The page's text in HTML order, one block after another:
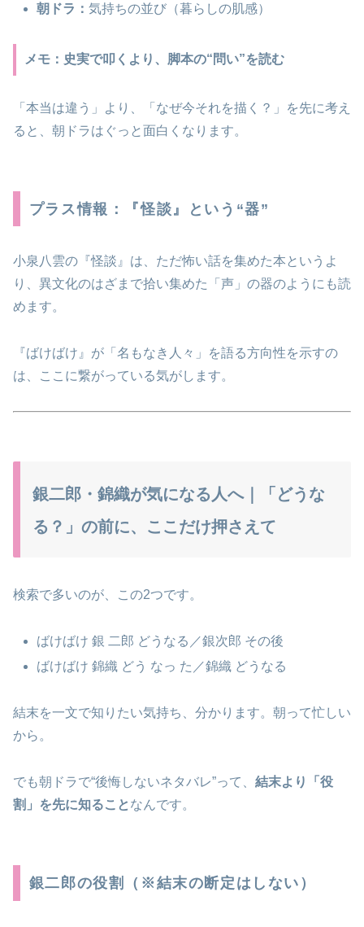
朝ドラ：気持ちの並び（暮らしの肌感）
メモ：史実で叩くより、脚本の“問い”を読む
「本当は違う」より、「なぜ今それを描く？」を先に考え
ると、朝ドラはぐっと面白くなります。
プラス情報：『怪談』という“器”
小泉八雲の『怪談』は、ただ怖い話を集めた本というよ
り、異文化のはざまで拾い集めた「声」の器のようにも読
めます。
『ばけばけ』が「名もなき人々」を語る方向性を示すの
は、ここに繋がっている気がします。
銀二郎・錦織が気になる人へ｜「どうな
る？」の前に、ここだけ押さえて
検索で多いのが、この2つです。
ばけばけ 銀 二郎 どうなる／銀次郎 その後
ばけばけ 錦織 どう なっ た／錦織 どうなる
結末を一文で知りたい気持ち、分かります。朝って忙しい
から。
でも朝ドラで“後悔しないネタバレ”って、 結末より「役
割」を先に知ることなんです。
銀二郎の役割（※結末の断定はしない）